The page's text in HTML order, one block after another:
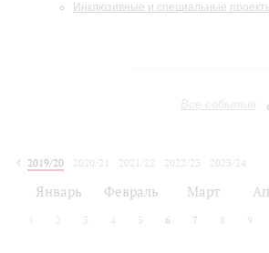
Инклюзивные и специальные
Все события
2019/20
2020/21 2021/22 2022/23
2023/24
Январь Февраль Март
2 3 4 5 6 7 8 9